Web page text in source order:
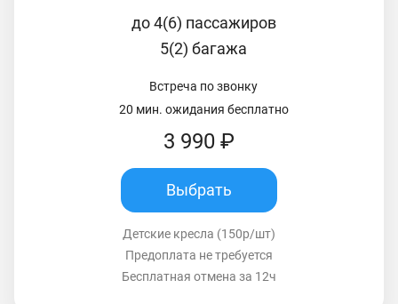
до 4(6) пассажиров
5(2) багажа
Встреча по звонку
20 мин. ожидания бесплатно
3 990 ₽
Выбрать
Детские кресла (150р/шт)
Предоплата не требуется
Бесплатная отмена за 12ч